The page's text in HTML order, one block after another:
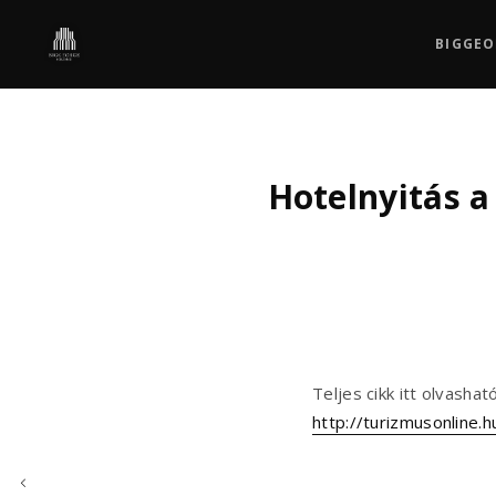
Hotelnyitás
Teljes cikk itt
http://